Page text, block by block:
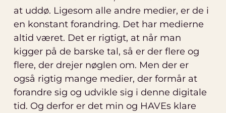
at uddø. Ligesom alle andre medier, er de i
en konstant forandring. Det har medierne
altid været. Det er rigtigt, at når man
kigger på de barske tal, så er der flere og
flere, der drejer nøglen om. Men der er
også rigtig mange medier, der formår at
forandre sig og udvikle sig i denne digitale
tid. Og derfor er det min og HAVEs klare